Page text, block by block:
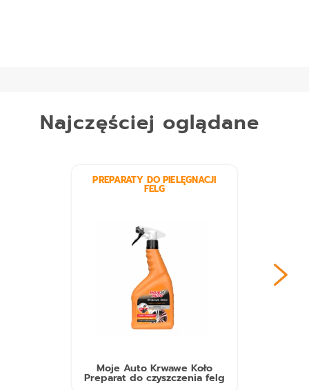
Najczęściej oglądane
PREPARATY DO PIELĘGNACJI
FELG
Moje Auto Krwawe Koło
Preparat do czyszczenia felg